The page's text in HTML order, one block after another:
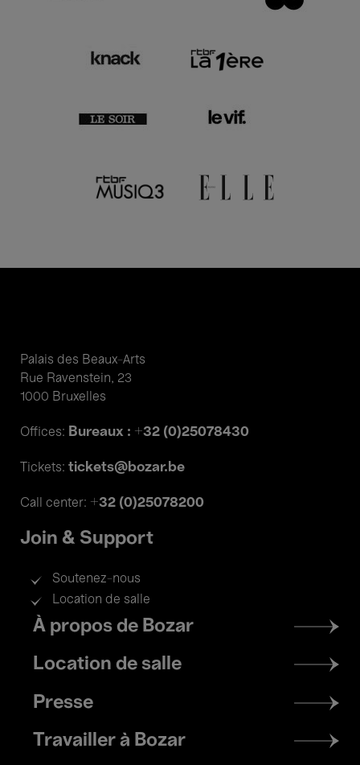
Palais des Beaux-Arts
Rue Ravenstein, 23
1000 Bruxelles
Offices: Bureaux : +32 (0)25078430
Tickets: tickets@bozar.be
Call center: +32 (0)25078200
Join & Support
Soutenez-nous
Location de salle
Footer
menu
À propos de Bozar
Location de salle
Presse
Travailler à Bozar